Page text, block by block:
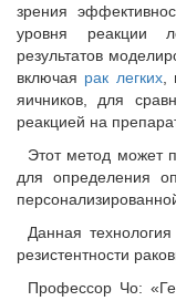
зрения
уровня реакции
результатов
включая рак легких,
яичников, для
реакцией на
Этот метод может
для определения
Данная
резистентности
Профессор Чо: